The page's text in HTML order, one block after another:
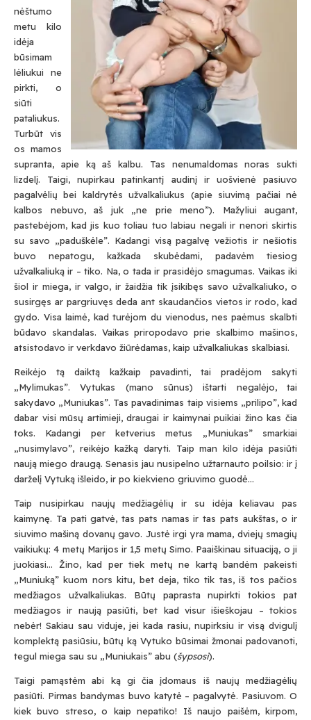
nėštumo
metu kilo
idėja
būsimam
lėliukui ne
pirkti, o
siūti
pataliukus.
Turbūt vis
os mamos
supranta, apie ką aš kalbu. Tas nenumaldomas noras sukti
lizdelį. Taigi, nupirkau patinkantį audinį ir uošvienė pasiuvo
pagalvėlių bei kaldrytės užvalkaliukus (apie siuvimą pačiai nė
kalbos nebuvo, aš juk „ne prie meno”). Mažyliui augant,
pastebėjom, kad jis kuo toliau tuo labiau negali ir nenori skirtis
su savo „paduškėle”. Kadangi visą pagalvę vežiotis ir nešiotis
buvo nepatogu, kažkada skubėdami, padavėm tiesiog
užvalkaliuką ir – tiko. Na, o tada ir prasidėjo smagumas. Vaikas iki
šiol ir miega, ir valgo, ir žaidžia tik įsikibęs savo užvalkaliuko, o
susirgęs ar pargriuvęs deda ant skaudančios vietos ir rodo, kad
gydo. Visa laimė, kad turėjom du vienodus, nes paėmus skalbti
būdavo skandalas. Vaikas priropodavo prie skalbimo mašinos,
atsistodavo ir verkdavo žiūrėdamas, kaip užvalkaliukas skalbiasi.
Reikėjo tą daiktą kažkaip pavadinti, tai pradėjom sakyti
„Mylimukas”. Vytukas (mano sūnus) ištarti negalėjo, tai
sakydavo „Muniukas”. Tas pavadinimas taip visiems „prilipo”, kad
dabar visi mūsų artimieji, draugai ir kaimynai puikiai žino kas čia
toks. Kadangi per ketverius metus „Muniukas” smarkiai
„nusimylavo”, reikėjo kažką daryti. Taip man kilo idėja pasiūti
naują miego draugą. Senasis jau nusipelno užtarnauto poilsio: ir į
darželį Vytuką išleido, ir po kiekvieno griuvimo guodė…
Taip nusipirkau naujų medžiagėlių ir su idėja keliavau pas
kaimynę. Ta pati gatvė, tas pats namas ir tas pats aukštas, o ir
siuvimo mašiną dovanų gavo. Justė irgi yra mama, dviejų smagių
vaikiukų: 4 metų Marijos ir 1,5 metų Simo. Paaiškinau situaciją, o ji
juokiasi… Žino, kad per tiek metų ne kartą bandėm pakeisti
„Muniuką” kuom nors kitu, bet deja, tiko tik tas, iš tos pačios
medžiagos užvalkaliukas. Būtų paprasta nupirkti tokios pat
medžiagos ir naują pasiūti, bet kad visur išieškojau – tokios
nebėr! Sakiau sau viduje, jei kada rasiu, nupirksiu ir visą dvigulį
komplektą pasiūsiu, būtų ką Vytuko būsimai žmonai padovanoti,
tegul miega sau su „Muniukais” abu (šypsosi).
Taigi pamąstėm abi ką gi čia įdomaus iš naujų medžiagėlių
pasiūti. Pirmas bandymas buvo katytė – pagalvytė. Pasiuvom. O
kiek buvo streso, o kaip nepatiko! Iš naujo paišėm, kirpom,